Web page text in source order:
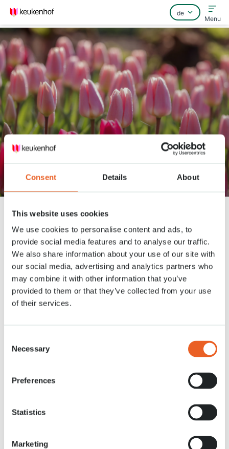
Consent Details About
This website uses cookies
We use cookies to personalise content and ads, to
provide social media features and to analyse our traffic.
We also share information about your use of our site with
our social media, advertising and analytics partners who
may combine it with other information that you’ve
provided to them or that they’ve collected from your use
of their services.
Selection
Necessary
Preferences
Statistics
Marketing
Home
Häufig gestellte Fragen
Kontakt
Menu
Keukenhof begrüßt neue
Aussteller
Keukenhof Nieuws Keukenhof begrüßt neue Aussteller
Nachrichten 1 SEP. 2021
Im Keukenhof stellen 100 Blumenzwiebelzüchter ihr schönste Sortiment
an Frühlingsblumenzwiebeln. Wir heißen G.P. Burger Flower Bulbs B.V.
von ‘t Zand NH, Bloomore (Klaas Schouten BV) aus Andijk und Stengs &
Leijten aus Ens als neue Keukenhof-Aussteller. Die Cousins ​​Peter Leijten
Burger und Bloomore sind seit Generationen im Geschäft und haben